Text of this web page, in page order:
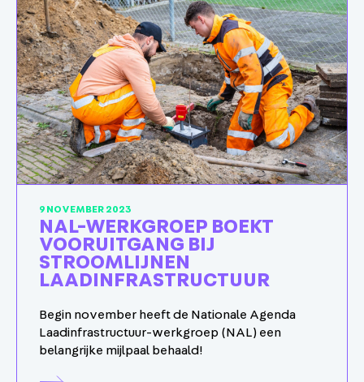
9 NOVEMBER 2023
NAL-WERKGROEP BOEKT
VOORUITGANG BIJ
STROOMLIJNEN
LAADINFRASTRUCTUUR
Begin november heeft de Nationale Agenda
Laadinfrastructuur-werkgroep (NAL) een
belangrijke mijlpaal behaald!